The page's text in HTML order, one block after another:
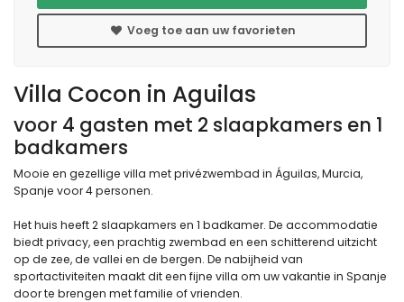
Villa Cocon in Aguilas
voor 4 gasten met 2 slaapkamers en 1
badkamers
Mooie en gezellige villa met privézwembad in Águilas, Murcia,
Spanje voor 4 personen.
Het huis heeft 2 slaapkamers en 1 badkamer. De accommodatie
biedt privacy, een prachtig zwembad en een schitterend uitzicht
op de zee, de vallei en de bergen. De nabijheid van
sportactiviteiten maakt dit een fijne villa om uw vakantie in Spanje
door te brengen met familie of vrienden.
Voeg toe aan uw favorieten